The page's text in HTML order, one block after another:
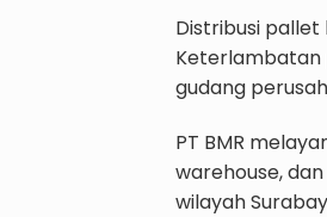
Distribusi
Keterlambatan
gudang
PT BMR
warehouse,
wilayah